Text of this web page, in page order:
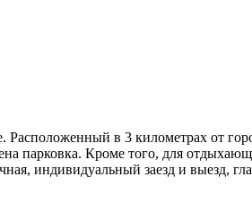
в 3 километрах от
парковка. Кроме того, для
индивидуальный заезд и выезд,